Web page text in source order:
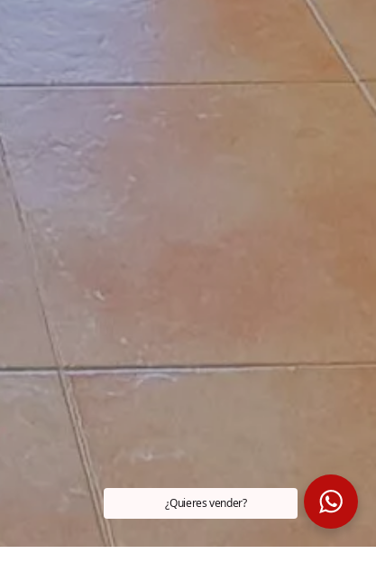
¿Quieres vender?